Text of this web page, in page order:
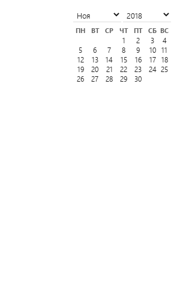
ПН ВТ СР ЧТ ПТ СБ ВС
1
2 3
4
5
6 7 8 9 10
11
12
13 14 15 16 17
18
19
20 21 22 23 24 25
26
27 28 29 30